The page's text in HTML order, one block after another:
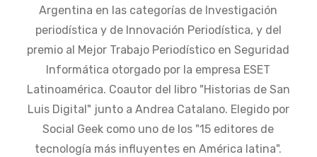
Argentina en las categorías de Investigación
periodística y de Innovación Periodística, y del
premio al Mejor Trabajo Periodístico en Seguridad
Informática otorgado por la empresa ESET
Latinoamérica. Coautor del libro "Historias de San
Luis Digital" junto a Andrea Catalano. Elegido por
Social Geek como uno de los "15 editores de
tecnología más influyentes en América latina".